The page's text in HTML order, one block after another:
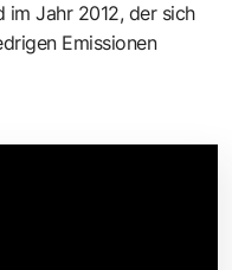
im Jahr 2012, der sich
Emissionen